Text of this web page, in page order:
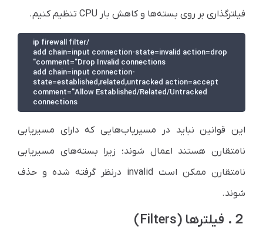
فیلتر‌گذاری بر روی بسته‌ها و کاهش بار CPU تنظیم کنیم.
add chain=input connection-state=invalid action=drop
add chain=input connection-
state=established,related,untracked action=accept
comment="Allow Established/Related/Untracked
connections
این قوانین نباید در مسیریاب‌هایی که دارای مسیریابی
نامتقارن هستند اعمال شوند؛ زیرا بسته‌های مسیریابی
نامتقارن ممکن است invalid در‌نظر گرفته شده و حذف
شوند.
２. فیلتر‌ها (Filters)